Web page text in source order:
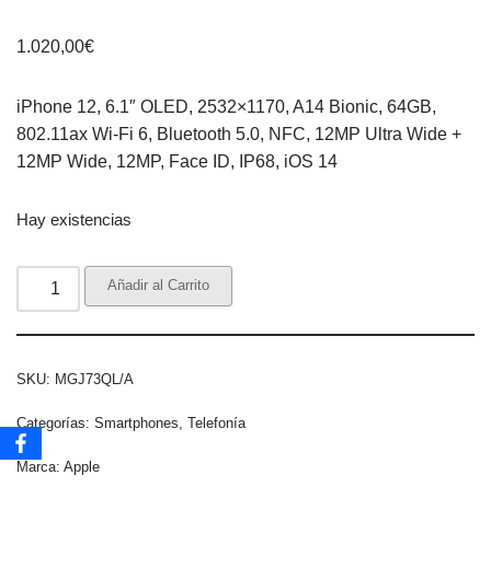
1.020,00€
iPhone 12, 6.1″ OLED, 2532×1170, A14 Bionic, 64GB,
802.11ax Wi-Fi 6, Bluetooth 5.0, NFC, 12MP Ultra Wide +
12MP Wide, 12MP, Face ID, IP68, iOS 14
Hay existencias
Añadir al Carrito
SKU: MGJ73QL/A
Categorías: Smartphones Telefonía
Marca: Apple